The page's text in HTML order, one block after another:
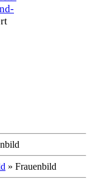
» Frauenbild